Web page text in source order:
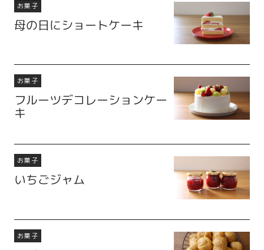
お菓子
母の日にショートケーキ
お菓子
フルーツデコレーションケー
キ
お菓子
いちごジャム
お菓子